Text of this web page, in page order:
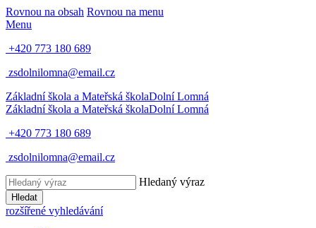
Rovnou na obsah Rovnou na menu
Menu
+420 773 180 689
zsdolnilomna@email.cz
Základní škola a Mateřská školaDolní Lomná
Základní škola a Mateřská školaDolní Lomná
+420 773 180 689
zsdolnilomna@email.cz
Hledaný výraz
Hledat
rozšířené vyhledávání